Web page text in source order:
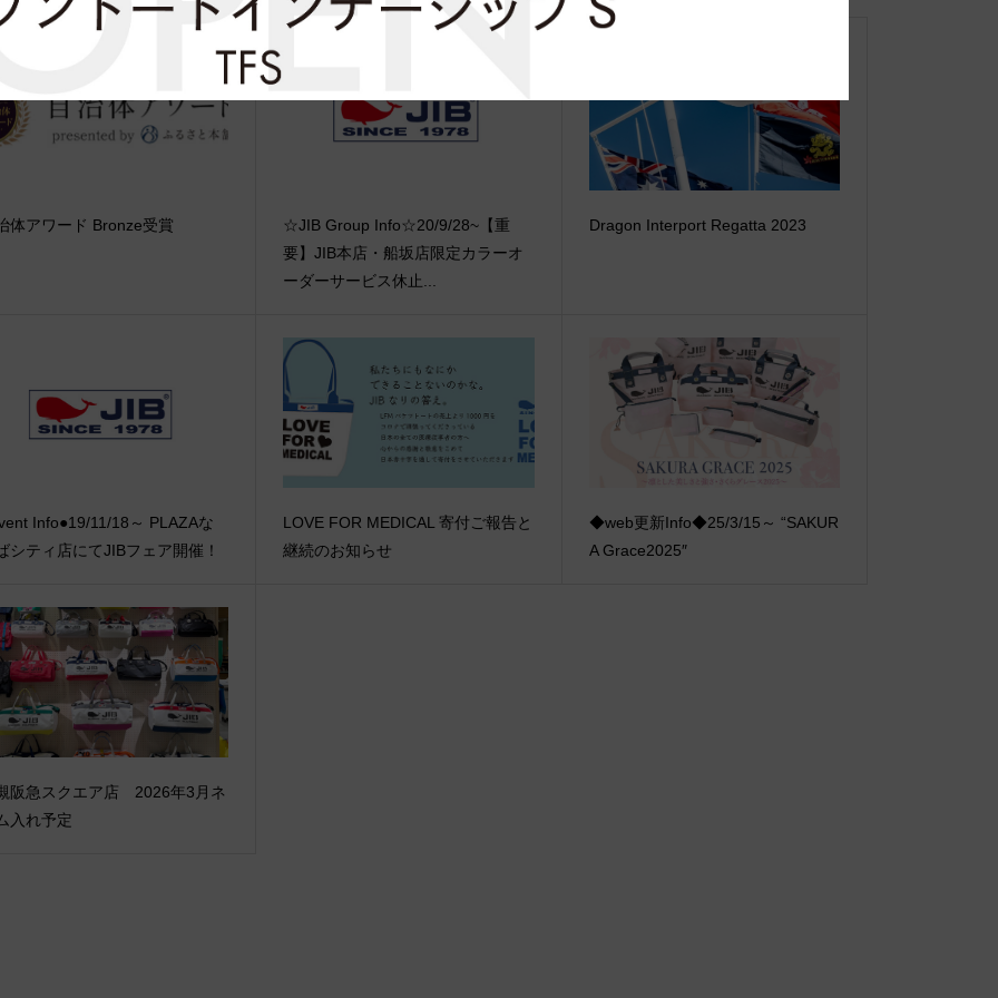
体アワード Bronze受賞
☆JIB Group Info☆20/9/28~【重
要】JIB本店・船坂店限定カラーオ
ーダーサービス休止...
Dragon Interport Regatta 2023
Info●19/11/18～ PLAZAな
シティ店にてJIBフェア開催！
LOVE FOR MEDICAL 寄付ご報告と
継続のお知らせ
◆web更新Info◆25/3/15～ “SAKUR
A Grace2025″
阪急スクエア店 2026年3月ネ
入れ予定